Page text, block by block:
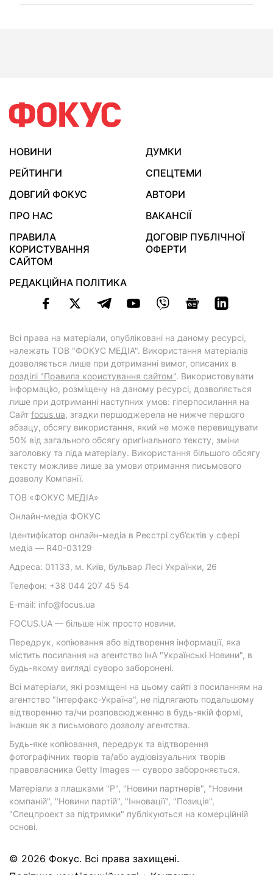
НОВИНИ
ДУМКИ
РЕЙТИНГИ
СПЕЦТЕМИ
ДОВГИЙ ФОКУС
АВТОРИ
ПРО НАС
ВАКАНСІЇ
ПРАВИЛА
КОРИСТУВАННЯ
САЙТОМ
ДОГОВІР ПУБЛІЧНОЇ
ОФЕРТИ
РЕДАКЦІЙНА ПОЛІТИКА
Всі права на матеріали, опубліковані на даному ресурсі,
належать ТОВ "ФОКУС МЕДІА". Використання матеріалів
дозволяється лише при дотриманні вимог, описаних в
розділі "Правила користування сайтом". Використовувати
інформацію, розміщену на даному ресурсі, дозволяється
лише при дотриманні наступних умов: гіперпосилання на
Cайт focus.ua, згадки першоджерела не нижче першого
абзацу, обсягу використання, який не може перевищувати
50% від загального обсягу оригінального тексту, зміни
заголовку та ліда матеріалу. Використання більшого обсягу
тексту можливе лише за умови отримання письмового
дозволу Компанії.
ТОВ «ФОКУС МЕДІА»
Онлайн-медіа ФОКУС
Ідентифікатор онлайн-медіа в Реєстрі суб’єктів у сфері
медіа — R40-03129
Адреса: 01133, м. Київ, бульвар Лесі Українки, 26
Телефон: +38 044 207 45 54
E-mail: info@focus.ua
FOCUS.UA — більше ніж просто новини.
Передрук, копіювання або відтворення інформації, яка
містить посилання на агентство ІнА "Українські Новини", в
будь-якому вигляді суворо заборонені.
Всі матеріали, які розміщені на цьому сайті з посиланням на
агентство "Інтерфакс-Україна", не підлягають подальшому
відтворенню та/чи розповсюдженню в будь-якій формі,
інакше як з письмового дозволу агентства.
Будь-яке копіювання, передрук та відтворення
фотографічних творів та/або аудіовізуальних творів
правовласника Getty Images — суворо забороняється.
Матеріали з плашками "Р", "Новини партнерів", "Новини
компаній", "Новини партій", "Інновації", "Позиція",
"Спецпроект за підтримки" публікуються на комерційній
основі.
© 2026 Фокус. Всі права захищені.